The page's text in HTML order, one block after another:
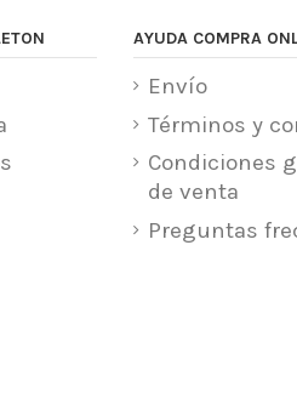
AYUDA COMPRA
Envío
Términos y
Condiciones
de venta
Preguntas